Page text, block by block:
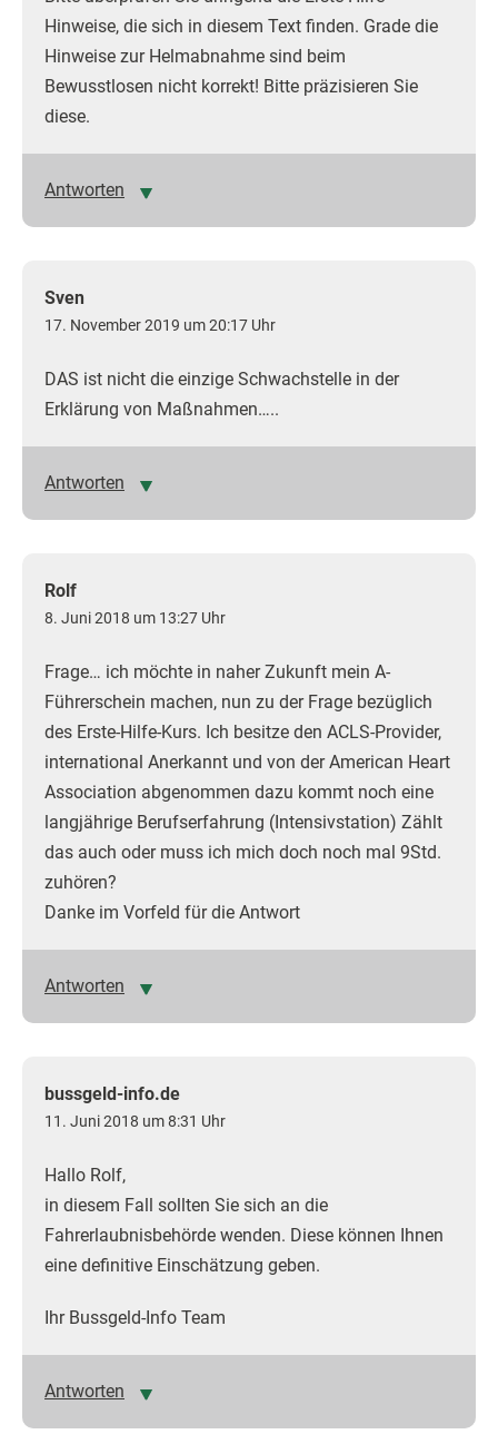
Hinweise, die sich in diesem Text finden. Grade die
Hinweise zur Helmabnahme sind beim
Bewusstlosen nicht korrekt! Bitte präzisieren Sie
diese.
Antworten
Sven
17. November 2019 um 20:17 Uhr
DAS ist nicht die einzige Schwachstelle in der
Erklärung von Maßnahmen…..
Antworten
Rolf
8. Juni 2018 um 13:27 Uhr
Frage… ich möchte in naher Zukunft mein A-
Führerschein machen, nun zu der Frage bezüglich
des Erste-Hilfe-Kurs. Ich besitze den ACLS-Provider,
international Anerkannt und von der American Heart
Association abgenommen dazu kommt noch eine
langjährige Berufserfahrung (Intensivstation) Zählt
das auch oder muss ich mich doch noch mal 9Std.
zuhören?
Danke im Vorfeld für die Antwort
Antworten
bussgeld-info.de
11. Juni 2018 um 8:31 Uhr
Hallo Rolf,
in diesem Fall sollten Sie sich an die
Fahrerlaubnisbehörde wenden. Diese können Ihnen
eine definitive Einschätzung geben.
Ihr Bussgeld-Info Team
Antworten